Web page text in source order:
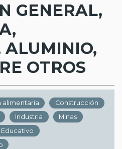
GENERAL,
ALUMINIO,
OTROS
alimentaria
Construcción
Industria
Minas